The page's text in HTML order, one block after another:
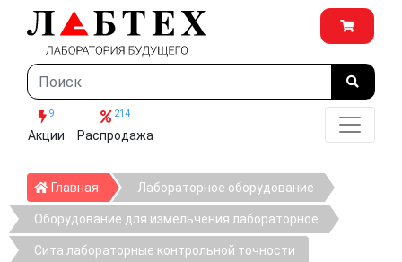
9
Акции
214
Распродажа
Главная ГлавнаяЛабораторное оборудование
Оборудование для измельчения лабораторное
Сита лабораторные контрольной точности